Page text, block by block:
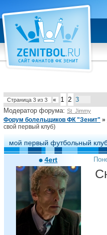
Страница 3 из 3 « 1 2 3
Модератор форума: St_Jimmy
Форум болельщиков ФК "Зенит" »
свой первый клуб)
мой первый футбольный
4ert